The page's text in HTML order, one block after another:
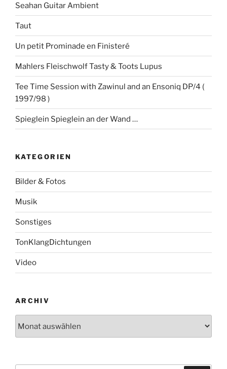
Seahan Guitar Ambient
Taut
Un petit Prominade en Finisteré
Mahlers Fleischwolf Tasty & Toots Lupus
Tee Time Session with Zawinul and an Ensoniq DP/4 (
1997/98 )
Spieglein Spieglein an der Wand …
KATEGORIEN
Bilder & Fotos
Musik
Sonstiges
TonKlangDichtungen
Video
ARCHIV